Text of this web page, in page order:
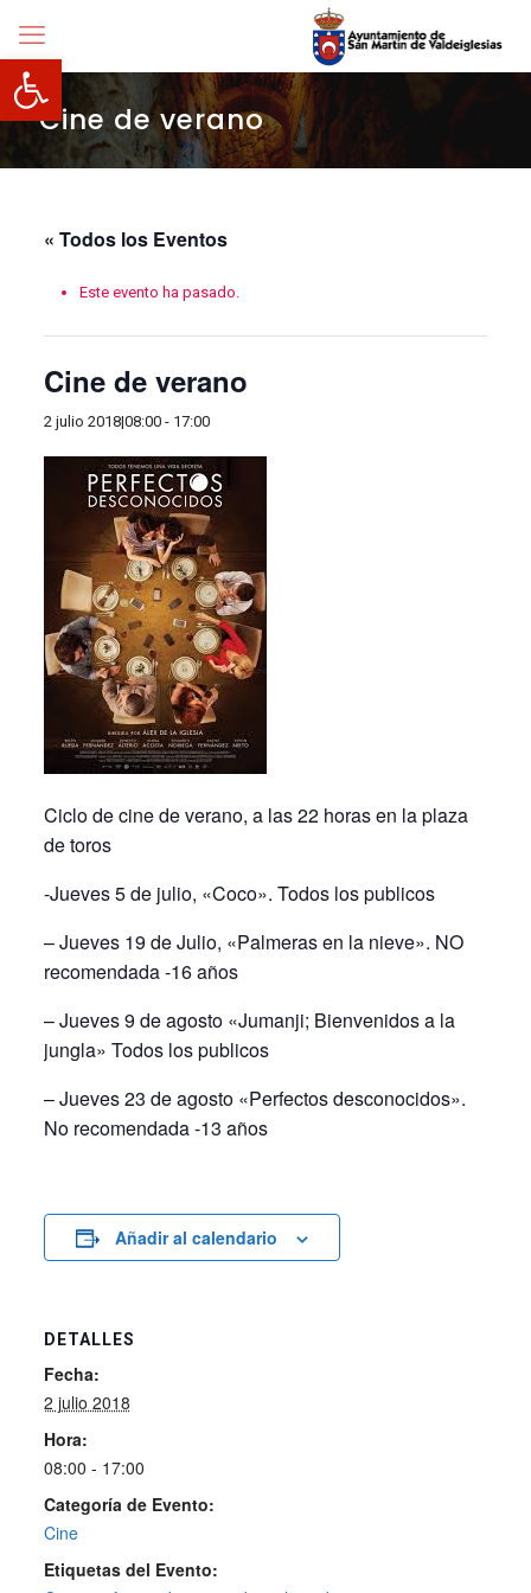
Abrir barra de herramientas
Cine de verano
« Todos los Eventos
Este evento ha pasado.
Cine de verano
2 julio 2018|08:00- 17:00
Ciclo de cine de verano, a las 22 horas en la plaza
de toros
-Jueves 5 de julio, «Coco». Todos los publicos
– Jueves 19 de Julio, «Palmeras en la nieve». NO
recomendada -16 años
– Jueves 9 de agosto «Jumanji; Bienvenidos a la
jungla» Todos los publicos
– Jueves 23 de agosto «Perfectos desconocidos».
No recomendada -13 años
Añadir al calendario
DETALLES
Fecha:
2 julio 2018
Hora:
08:00 - 17:00
Categoría de Evento:
Cine
Etiquetas del Evento: